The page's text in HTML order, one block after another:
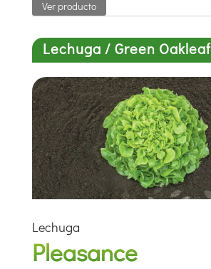
Ver producto
Lechuga / Green Oakleaf
Lechuga
Pleasance